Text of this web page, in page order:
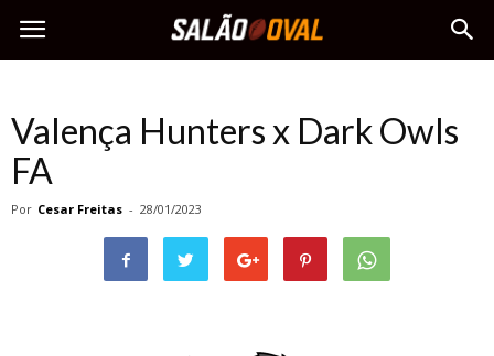
Valença Hunters x Dark Owls
FA
Por Cesar Freitas - 28/01/2023